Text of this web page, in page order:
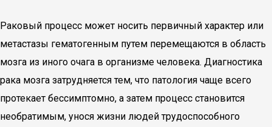
Раковый процесс может носить первичный характер или
метастазы гематогенным путем перемещаются в область
мозга из иного очага в организме человека. Диагностика
рака мозга затрудняется тем, что патология чаще всего
протекает бессимптомно, а затем процесс становится
необратимым, унося жизни людей трудоспособного